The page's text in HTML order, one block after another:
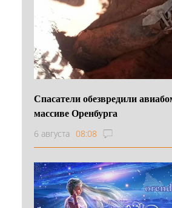
Спасатели обезвредили
массиве Оренбурга
6 августа 08:08